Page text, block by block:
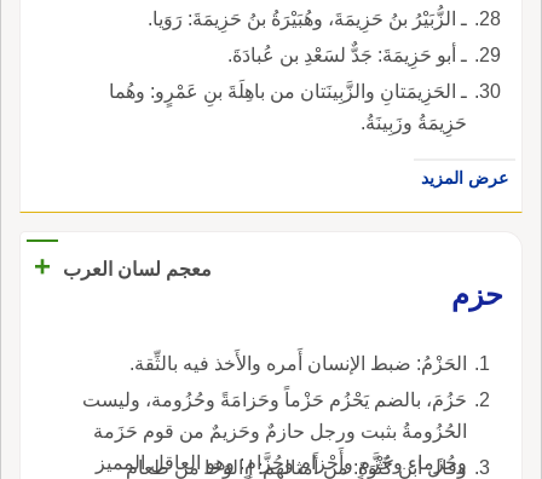
ـ الزُّبَيْرُ بنُ حَزِيمَةَ، وهُبَيْرَةُ بنُ حَزِيمَةَ: رَوَيا.
ـ أبو حَزِيمَةَ: جَدٌّ لسَعْدِ بن عُبادَةَ.
ـ الحَزِيمَتانِ والزَّبِينَتان من باهِلَةَ بنِ عَمْرٍو: وهُما
حَزِيمَةُ وزَبِينَةُ.
عرض المزيد
معجم لسان العرب
+
حزم
الحَزْمُ: ضبط الإنسان أَمره والأَخذ فيه بالثِّقة.
حَزُمَ، بالضم يَحْزُم حَزْماً وحَزامَةً وحُزُومة، وليست
الحُزُومةُ بثبت ورجل حازمٌ وحَزيمٌ من قوم حَزَمة
وحُزَماء وحُزَّمٍ وأَحْزام وحُزَّامٍ: وهو العاقل المميز
وقال ابن كَثْوَةَ: من أَمثالهم: إ الوَحَا من طعام